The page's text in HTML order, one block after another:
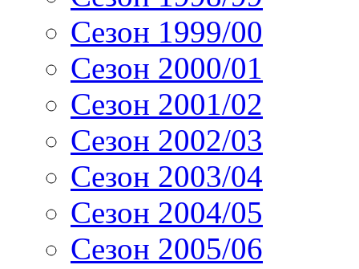
Сезон 1999/00
Сезон 2000/01
Сезон 2001/02
Сезон 2002/03
Сезон 2003/04
Сезон 2004/05
Сезон 2005/06